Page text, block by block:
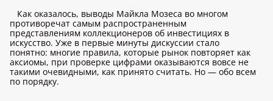
Как оказалось, выводы Майкла Мозеса во многом
противоречат самым распространенным
представлениям коллекционеров об инвестициях в
искусство. Уже в первые минуты дискуссии стало
понятно: многие правила, которые рынок повторяет как
аксиомы, при проверке цифрами оказываются вовсе не
такими очевидными, как принято считать. Но — обо всем
по порядку.